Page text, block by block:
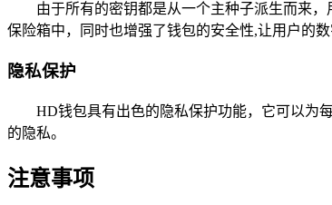
由于所有的密钥都是从一个主种子派生而来
保险箱中，同时也增强了钱包的安全性,让用户的数
隐私保护
HD钱包具有出色的隐私保护功能，它可以为
的隐私。
注意事项